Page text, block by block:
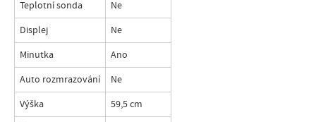
Teplotní sonda Ne
Displej Ne
Minutka Ano
Auto rozmrazování Ne
Výška 59,5 cm